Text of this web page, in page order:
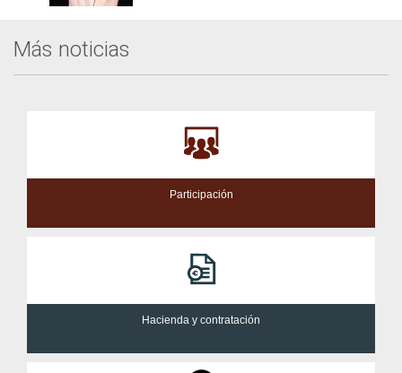
Más noticias
Participación
Hacienda y contratación